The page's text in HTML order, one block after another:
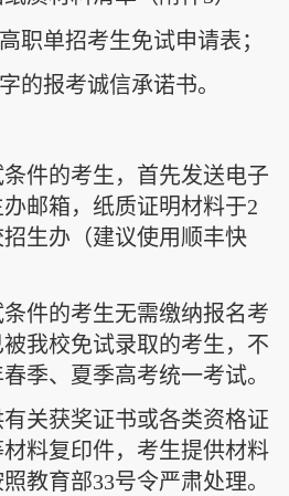
职单招考生免试申请表；
的报考诚信承诺书。
条件的考生，首先发送电子
邮箱，纸质证明材料于2
生办（建议使用顺丰快
条件的考生无需缴纳报名考
我校免试录取的考生，不
季、夏季高考统一考试。
有关获奖证书或各类资格证
料复印件，考生提供材料
教育部33号令严肃处理。